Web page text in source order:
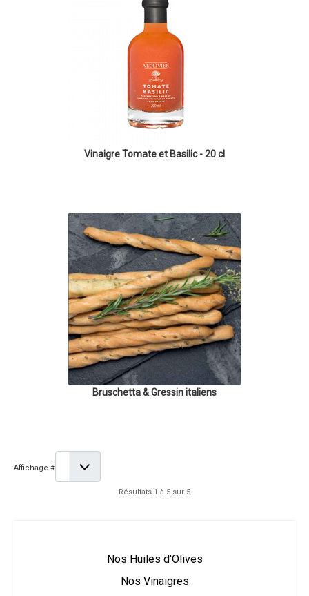
Vinaigre Tomate et Basilic - 20 cl
Bruschetta & Gressin italiens
Affichage #
Résultats 1 à 5 sur 5
Nos Huiles d'Olives
Nos Vinaigres